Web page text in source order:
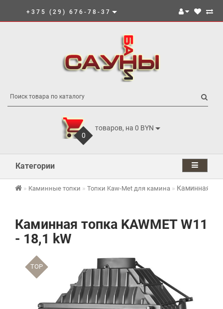
+375 (29) 676-78-37
0
товаров, на 0 BYN
Категории
Каминные топки Топки Kaw-Met для камина Каминная
Каминная топка KAWMET W11
- 18,1 kW
TOP